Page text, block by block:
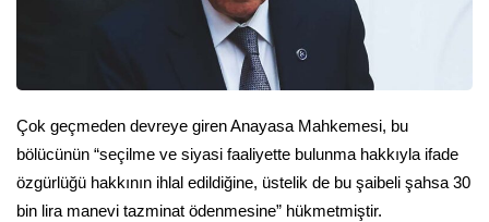
Çok geçmeden devreye giren Anayasa Mahkemesi, bu
bölücünün “seçilme ve siyasi faaliyette bulunma hakkıyla ifade
özgürlüğü hakkının ihlal edildiğine, üstelik de bu şaibeli şahsa 30
bin lira manevi tazminat ödenmesine” hükmetmiştir.